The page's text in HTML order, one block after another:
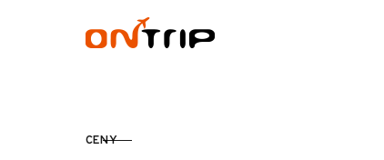
KATEGORIA
CENY